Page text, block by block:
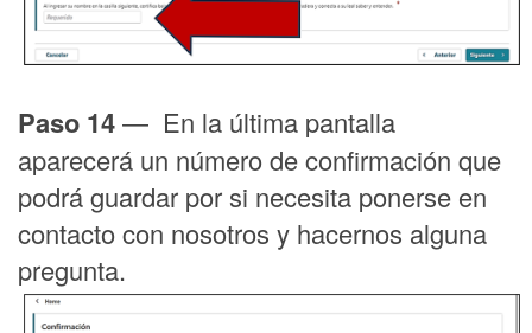
Paso 14— En la última pantalla
aparecerá un número de confirmación que
podrá guardar por si necesita ponerse en
contacto con nosotros y hacernos alguna
pregunta.